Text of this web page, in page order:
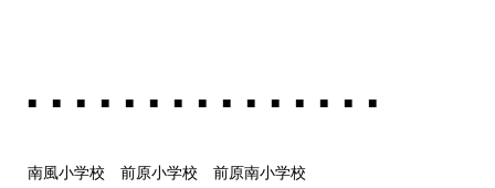
■ ■ ■ ■ ■ ■ ■ ■ ■ ■ ■ ■ ■ ■ ■
南風小学校 前原小学校 前原南小学校